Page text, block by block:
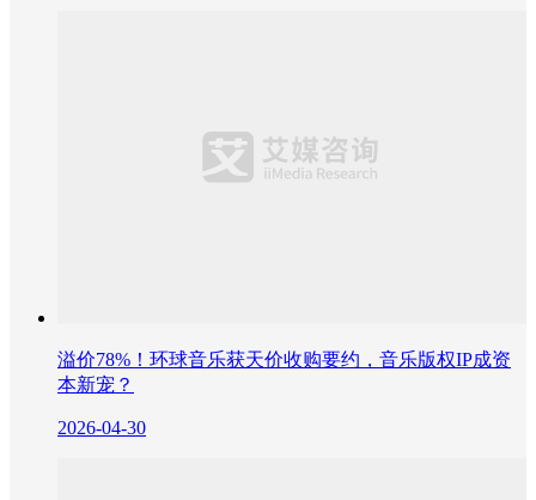
溢价78%！环球音乐获天价收购要约，音乐版权IP成资
本新宠？
2026-04-30